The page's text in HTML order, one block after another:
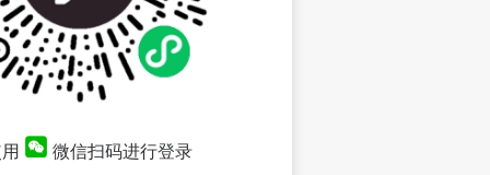
微信扫码进行登录